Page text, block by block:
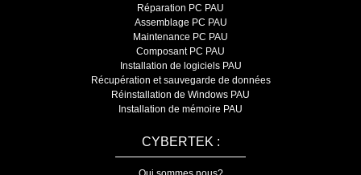
Réparation PC PAU
Assemblage PC PAU
Maintenance PC PAU
Composant PC PAU
Installation de logiciels PAU
Récupération et sauvegarde de données
Réinstallation de Windows PAU
Installation de mémoire PAU
CYBERTEK :